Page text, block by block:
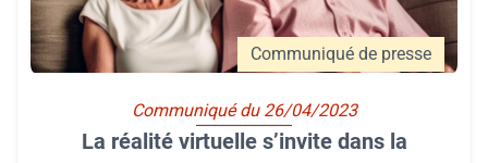
Communiqué de presse
Communiqué du 26/04/2023
La réalité virtuelle s’invite dans la